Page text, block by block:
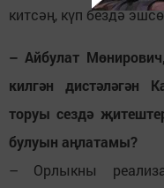
китсәң, күп бездә
– Айбулат
килгән дистәләгән
торуы сездә
булуын аңлатамы?
– Орлыкны